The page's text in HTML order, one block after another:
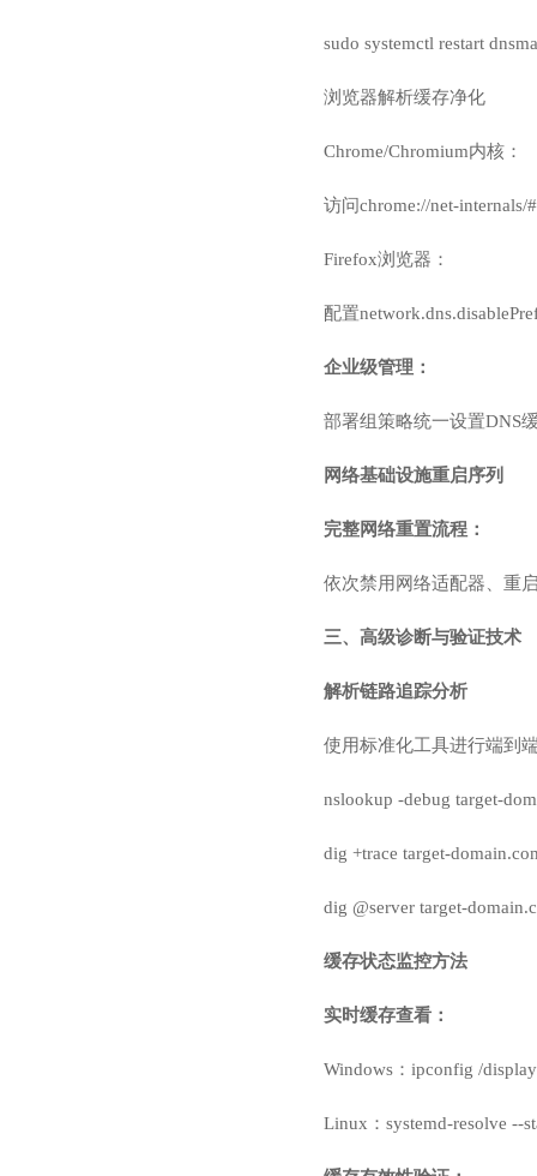
sudo systemctl restart
浏览器解析缓存净化
Chrome/Chromium内核：
访问chrome://net-
Firefox浏览器：
配置
企业级管理：
部署组策略统一设置DNS
网络基础设施重启序列
完整网络重置流程：
依次禁用网络适配器、重
三、高级诊断与验证技术
解析链路追踪分析
使用标准化工具进行端到
nslookup -debug target-
dig +trace target-
dig @server target-
缓存状态监控方法
实时缓存查看：
Windows：ipconfig /
Linux：systemd-resolve --